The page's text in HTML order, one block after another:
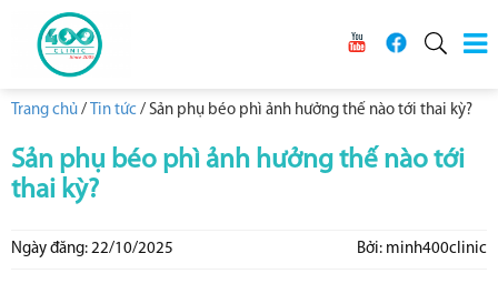
Trang chủ / Tin tức / Sản phụ béo phì ảnh hưởng thế nào tới thai kỳ?
Sản phụ béo phì ảnh hưởng thế nào tới
thai kỳ?
Ngày đăng: 22/10/2025 Bởi: minh400clinic